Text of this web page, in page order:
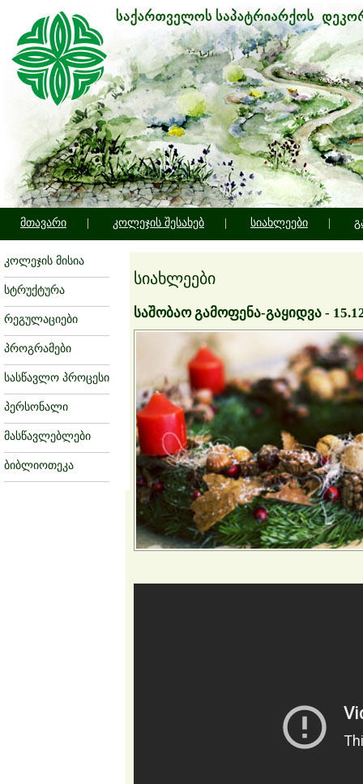
მთავარი კოლეჯის შესახებ სიახლეები
კოლეჯის მისია
სტრუქტურა
რეგულაციები
პროგრამები
სასწავლო პროცესი
პერსონალი
მასწავლებლები
ბიბლიოთეკა
სიახლეები
საშობაო გამოფენა-გაყიდვა -